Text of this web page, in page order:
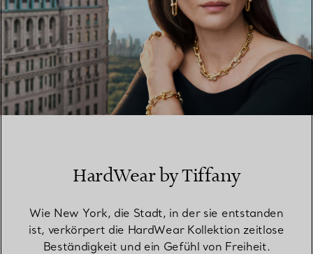
HardWear by Tiffany
Wie New York, die Stadt, in der sie entstanden
ist, verkörpert die HardWear Kollektion zeitlose
Beständigkeit und ein Gefühl von Freiheit.